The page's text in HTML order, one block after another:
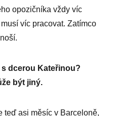
opozičníka vždy víc
víc pracovat. Zatímco
dcerou Kateřinou?
být jiný.
teď asi měsíc v Barceloně,